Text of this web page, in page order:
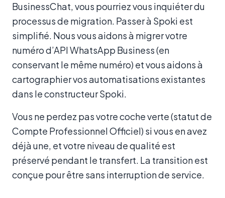
BusinessChat, vous pourriez vous inquiéter du
processus de migration. Passer à Spoki est
simplifié. Nous vous aidons à migrer votre
numéro d’API WhatsApp Business (en
conservant le même numéro) et vous aidons à
cartographier vos automatisations existantes
dans le constructeur Spoki.
Vous ne perdez pas votre coche verte (statut de
Compte Professionnel Officiel) si vous en avez
déjà une, et votre niveau de qualité est
préservé pendant le transfert. La transition est
conçue pour être sans interruption de service.